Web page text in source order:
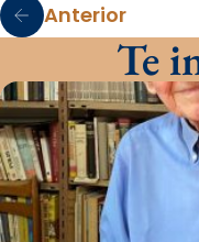
Anterior
Te